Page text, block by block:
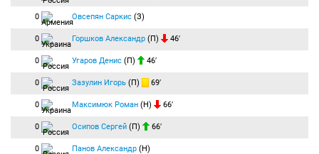
0 Овсепян Саркис (З)
0 Горшков Александр (П) 46′
0 Угаров Денис (П) 46′
0 Зазулин Игорь (П) 69′
0 Максимюк Роман (Н) 66′
0 Осипов Сергей (П) 66′
0 Панов Александр (Н)